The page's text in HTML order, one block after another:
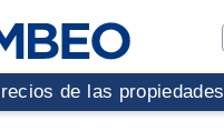
de las propiedades